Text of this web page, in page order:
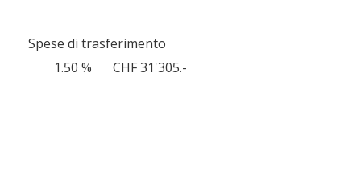
Spese di trasferimento
1.50 %
CHF 31'305.-